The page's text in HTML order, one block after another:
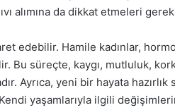
alımına da dikkat etmeleri
edebilir. Hamile kadınlar,
Bu süreçte, kaygı, mutluluk,
Ayrıca, yeni bir hayata hazırlık
yaşamlarıyla ilgili